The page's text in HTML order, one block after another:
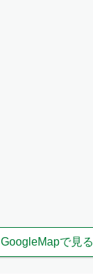
GoogleMapで見る